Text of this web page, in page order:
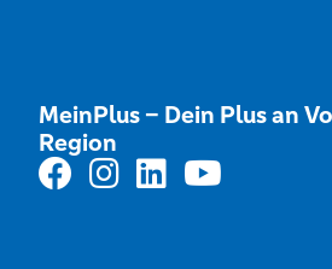
MeinPlus – Dein Plus an
Region